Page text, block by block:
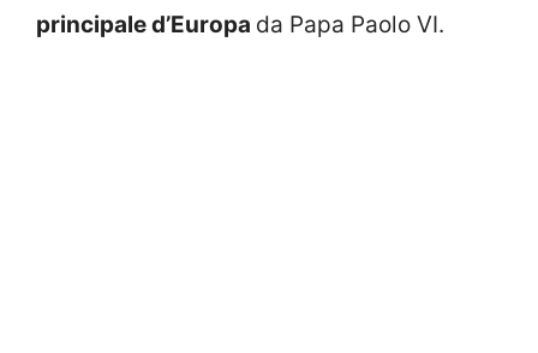
principale d’Europa da Papa Paolo VI.